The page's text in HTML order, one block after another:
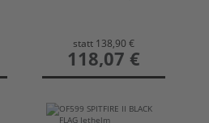
statt 138,90 €
preis
118,07 €